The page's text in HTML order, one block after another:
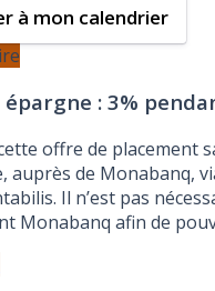
à mon calendrier
épargne : 3%
offre de placement
auprès de Monabanq,
Il n’est pas
Monabanq afin de